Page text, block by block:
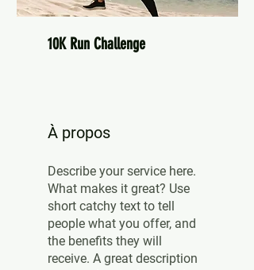
10K Run Challenge
À propos
Describe your service here.
What makes it great? Use
short catchy text to tell
people what you offer, and
the benefits they will
receive. A great description